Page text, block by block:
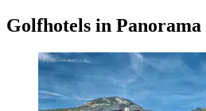
Golfhotels in Panorama